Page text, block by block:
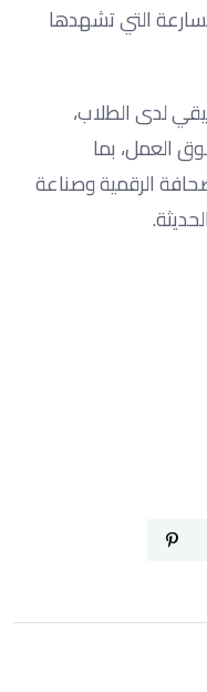
التي تشهدها
لدى الطلاب،
العمل، بما
الرقمية وصناعة